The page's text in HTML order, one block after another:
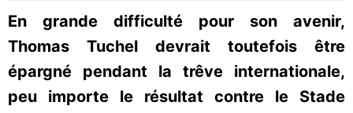
En grande difficulté pour son avenir,
Thomas Tuchel devrait toutefois être
épargné pendant la trêve internationale,
peu importe le résultat contre le Stade